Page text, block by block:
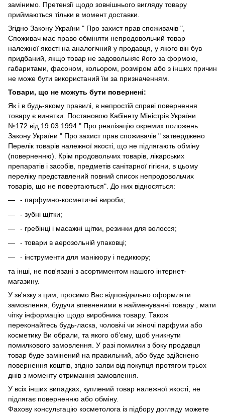
замінимо. Претензії щодо зовнішнього вигляду товару
приймаються тільки в момент доставки.
Згідно Закону України " Про захист прав споживачів ",
Споживач має право обміняти непродовольчий товар
належної якості на аналогічний у продавця, у якого він був
придбаний, якщо товар не задовольняє його за формою,
габаритами, фасоном, кольором, розміром або з інших причин
не може бути використаний їм за призначенням.
Товари, що не можуть бути повернені:
Як і в будь-якому правилі, в непростій справі повернення
товару є винятки. Постановою Кабінету Міністрів України
№172 від 19.03.1994 " Про реалізацію окремих положень
Закону України " Про захист прав споживачів " затверджено
Перелік товарів належної якості, що не підлягають обміну
(поверненню). Крім продовольчих товарів, лікарських
препаратів і засобів, предметів санітарної гігієни, в цьому
переліку представлений повний список непродовольчих
товарів, що не повертаються". До них відносяться:
- парфумно-косметичні вироби;
- зубні щітки;
- гребінці і масажні щітки, резинки для волосся;
- товари в аерозольній упаковці;
- інструменти для манікюру і педикюру;
та інші, не пов'язані з асортиментом нашого інтернет-
магазину.
У зв'язку з цим, просимо Вас відповідально оформляти
замовлення, будучи впевненими в найменуванні товару , мати
чітку інформацію щодо виробника товару. Також
переконайтесь будь-ласка, чоловічі чи жіночі парфуми або
косметику Ви обрали, та якого об’єму, щоб уникнути
помилкового замовлення. У разі помилки з боку продавця
товар буде замінений на правильний, або буде здійснено
повернення коштів, згідно заяви від покупця протягом трьох
днів з моменту отримання замовлення.
У всіх інших випадках, куплений товар належної якості, не
підлягає поверненню або обміну.
Фахову консультацію косметолога із підбору догляду можете